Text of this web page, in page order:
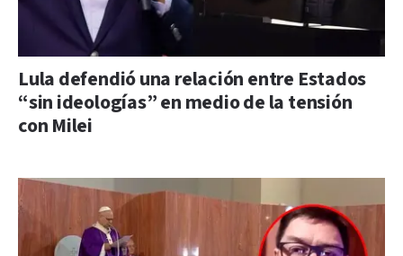
Lula defendió una relación entre Estados
“sin ideologías” en medio de la tensión
con Milei